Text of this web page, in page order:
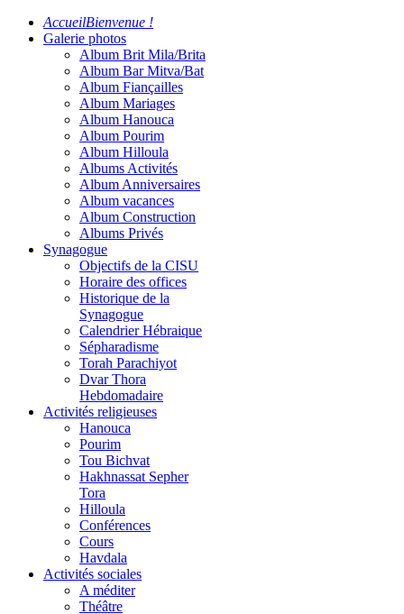
AccueilBienvenue !
Galerie photos
Album Brit Mila/Brita
Album Bar Mitva/Bat
Album Fiançailles
Album Mariages
Album Hanouca
Album Pourim
Album Hilloula
Albums Activités
Album Anniversaires
Album vacances
Album Construction
Albums Privés
Synagogue
Objectifs de la CISU
Horaire des offices
Historique de la
Synagogue
Calendrier Hébraique
Sépharadisme
Torah Parachiyot
Dvar Thora
Hebdomadaire
Activités religieuses
Hanouca
Pourim
Tou Bichvat
Hakhnassat Sepher
Tora
Hilloula
Conférences
Cours
Havdala
Activités sociales
A méditer
Théâtre